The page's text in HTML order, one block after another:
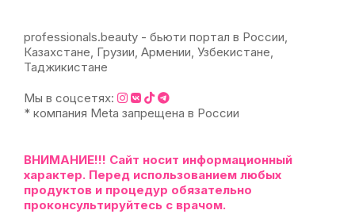
professionals.beauty - бьюти портал в России,
Казахстане, Грузии, Армении, Узбекистане,
Таджикистане
Мы в соцсетях:
* компания Meta запрещена в России
ВНИМАНИЕ!!! Сайт носит информационный
характер. Перед использованием любых
продуктов и процедур обязательно
проконсультируйтесь с врачом.